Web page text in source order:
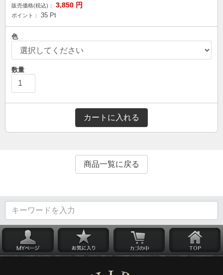
販売価格(税込)： 3,850 円
ポイント： 35 Pt
色
数量
カートに入れる
商品一覧に戻る